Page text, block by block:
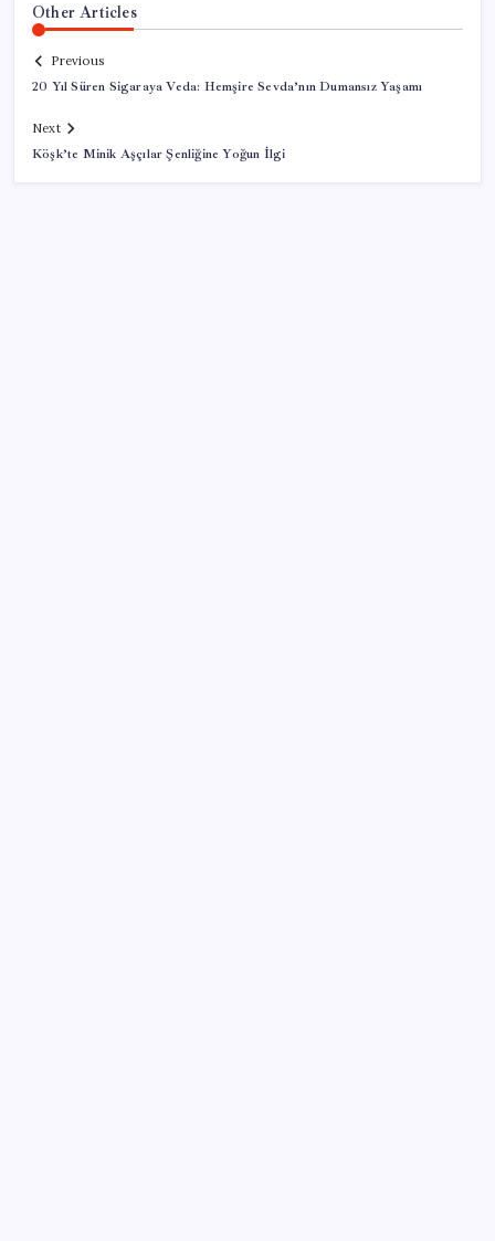
Other Articles
Previous
20 Yıl Süren Sigaraya Veda: Hemşire Sevda’nın Dumansız Yaşamı
Next
Köşk’te Minik Aşçılar Şenliğine Yoğun İlgi